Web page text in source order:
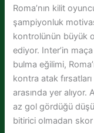
Roma’nın kilit
şampiyonluk
kontrolünün büyük
ediyor. Inter’in
bulma eğilimi,
kontra atak
arasında yer
az gol gördüğü
bitirici olmadan